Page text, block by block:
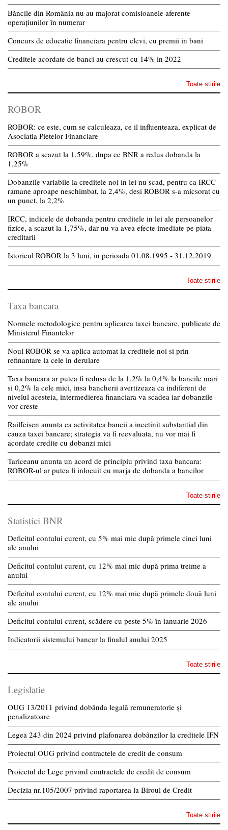
Băncile din România nu au majorat comisioanele aferente
operațiunilor în numerar
Concurs de educatie financiara pentru elevi, cu premii in bani
Creditele acordate de banci au crescut cu 14% in 2022
Toate stirile
ROBOR
ROBOR: ce este, cum se calculeaza, ce il influenteaza, explicat de
Asociatia Pietelor Financiare
ROBOR a scazut la 1,59%, dupa ce BNR a redus dobanda la
1,25%
Dobanzile variabile la creditele noi in lei nu scad, pentru ca IRCC
ramane aproape neschimbat, la 2,4%, desi ROBOR s-a micsorat cu
un punct, la 2,2%
IRCC, indicele de dobanda pentru creditele in lei ale persoanelor
fizice, a scazut la 1,75%, dar nu va avea efecte imediate pe piata
creditarii
Istoricul ROBOR la 3 luni, in perioada 01.08.1995 - 31.12.2019
Toate stirile
Taxa bancara
Normele metodologice pentru aplicarea taxei bancare, publicate de
Ministerul Finantelor
Noul ROBOR se va aplica automat la creditele noi si prin
refinantare la cele in derulare
Taxa bancara ar putea fi redusa de la 1,2% la 0,4% la bancile mari
si 0,2% la cele mici, insa bancherii avertizeaza ca indiferent de
nivelul acesteia, intermedierea financiara va scadea iar dobanzile
vor creste
Raiffeisen anunta ca activitatea bancii a incetinit substantial din
cauza taxei bancare; strategia va fi reevaluata, nu vor mai fi
acordate credite cu dobanzi mici
Tariceanu anunta un acord de principiu privind taxa bancara:
ROBOR-ul ar putea fi inlocuit cu marja de dobanda a bancilor
Toate stirile
Statistici BNR
Deficitul contului curent, cu 5% mai mic după primele cinci luni
ale anului
Deficitul contului curent, cu 12% mai mic după prima treime a
anului
Deficitul contului curent, cu 12% mai mic după primele două luni
ale anului
Deficitul contului curent, scădere cu peste 5% în ianuarie 2026
Indicatorii sistemului bancar la finalul anului 2025
Toate stirile
Legislatie
OUG 13/2011 privind dobânda legală remuneratorie și
penalizatoare
Legea 243 din 2024 privind plafonarea dobânzilor la creditele IFN
Proiectul OUG privind contractele de credit de consum
Proiectul de Lege privind contractele de credit de consum
Decizia nr.105/2007 privind raportarea la Biroul de Credit
Toate stirile